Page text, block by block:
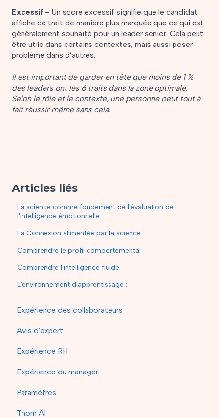
Excessif - Un score excessif signifie que le candidat
affiche ce trait de manière plus marquée que ce qui est
généralement souhaité pour un leader senior. Cela peut
être utile dans certains contextes, mais aussi poser
problème dans d’autres.
Il est important de garder en tête que moins de 1 %
des leaders ont les 6 traits dans la zone optimale.
Selon le rôle et le contexte, une personne peut tout à
fait réussir même sans cela.
Articles liés
La science comme fondement de l'évaluation de
l'intelligence émotionnelle
La Connexion alimentée par la science
Comprendre le profil comportemental
Comprendre l'intelligence fluide
L'environnement d'apprentissage :
Expérience des collaborateurs
Avis d'expert
Expérience RH
Expérience du manager
Paramètres
Thom AI